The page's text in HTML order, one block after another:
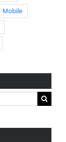
Mobile